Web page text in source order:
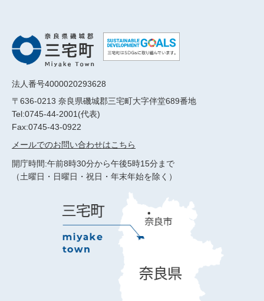
法人番号4000020293628
〒636-0213 奈良県磯城郡三宅町大字伴堂689番地
Tel:0745-44-2001(代表)
Fax:0745-43-0922
メールでのお問い合わせはこちら
開庁時間:午前8時30分から午後5時15分まで
（土曜日・日曜日・祝日・年末年始を除く）